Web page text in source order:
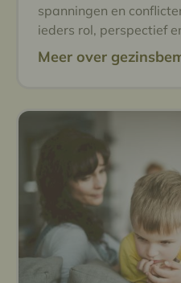
spanningen en
ieders rol, perspectief
Meer over